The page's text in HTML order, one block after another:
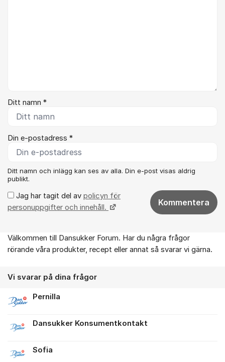
Ditt namn *
Din e-postadress *
Ditt namn och inlägg kan ses av alla. Din e-post visas aldrig
publikt.
Jag har tagit del av policyn för
personuppgifter och innehåll.
Kommentera
Om forumet
Välkommen till Dansukker Forum. Har du några frågor
rörande våra produkter, recept eller annat så svarar vi gärna.
Vi svarar på dina frågor
Pernilla
Dansukker Konsumentkontakt
Sofia